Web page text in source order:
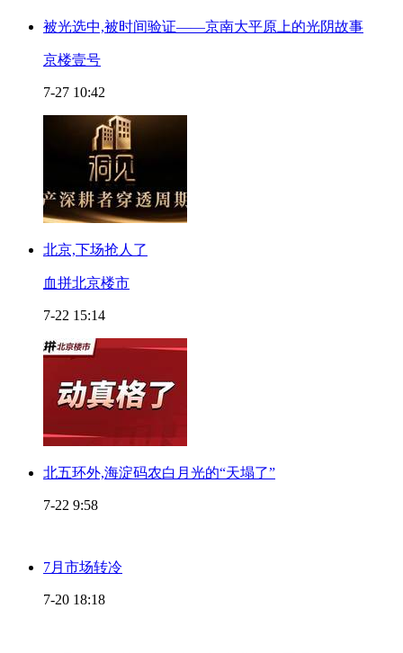
被光选中,被时间验证——京南大平原上的光阴故事
京楼壹号
7-27 10:42
北京,下场抢人了
血拼北京楼市
7-22 15:14
北五环外,海淀码农白月光的“天塌了”
7-22 9:58
7月市场转冷
7-20 18:18